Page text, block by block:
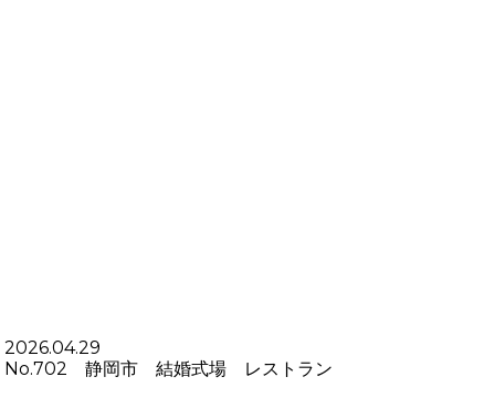
2026.04.29
No.702 静岡市 結婚式場 レストラン